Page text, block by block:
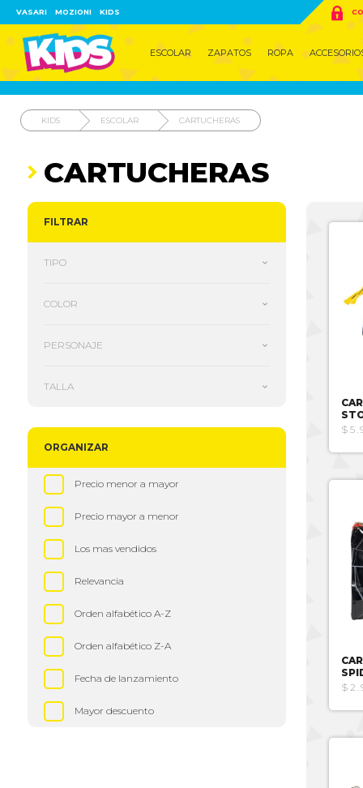
VASARI MOZIONI KIDS 
ESCOLAR ZAPATOS ROPA
KIDS ESCOLAR CARTUCHERAS
CARTUCHERAS
FILTRAR
TIPO
COLOR
PERSONAJE
TALLA
ORGANIZAR
Precio menor a mayor
Precio mayor a menor
Los mas vendidos
Relevancia
Orden alfabético A-Z
Orden alfabético Z-A
Fecha de lanzamiento
Mayor descuento